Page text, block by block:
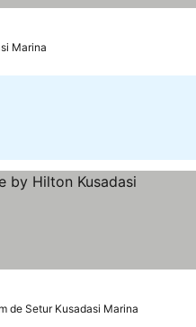
Marina
de Setur Kusadasi Marina